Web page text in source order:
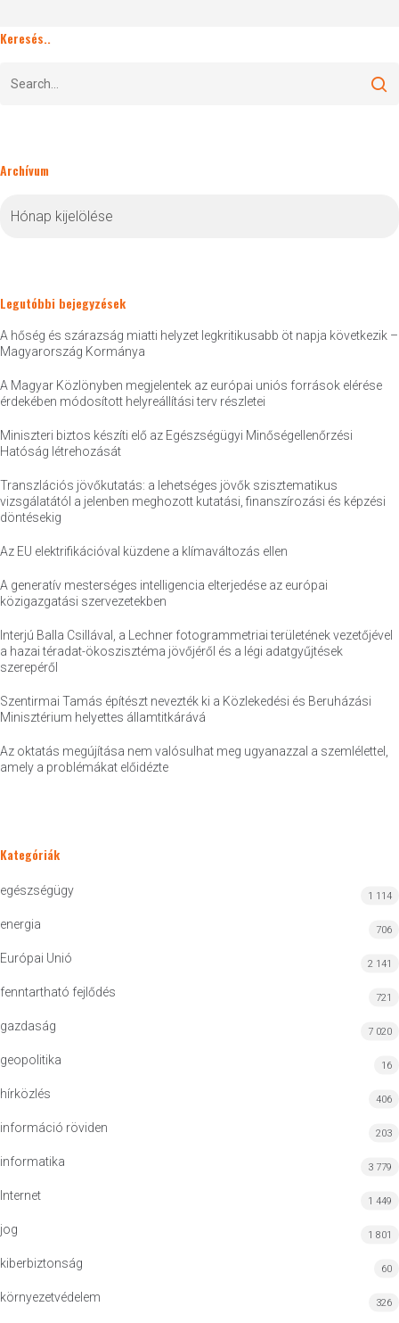
Keresés..
Archívum
Legutóbbi bejegyzések
A hőség és szárazság miatti helyzet legkritikusabb öt napja következik –
Magyarország Kormánya
A Magyar Közlönyben megjelentek az európai uniós források elérése
érdekében módosított helyreállítási terv részletei
Miniszteri biztos készíti elő az Egészségügyi Minőségellenőrzési
Hatóság létrehozását
Transzlációs jövőkutatás: a lehetséges jövők szisztematikus
vizsgálatától a jelenben meghozott kutatási, finanszírozási és képzési
döntésekig
Az EU elektrifikációval küzdene a klímaváltozás ellen
A generatív mesterséges intelligencia elterjedése az európai
közigazgatási szervezetekben
Interjú Balla Csillával, a Lechner fotogrammetriai területének vezetőjével
a hazai téradat-ökoszisztéma jövőjéről és a légi adatgyűjtések
szerepéről
Szentirmai Tamás építészt nevezték ki a Közlekedési és Beruházási
Minisztérium helyettes államtitkárává
Az oktatás megújítása nem valósulhat meg ugyanazzal a szemlélettel,
amely a problémákat előidézte
Kategóriák
egészségügy 1 114
energia 706
Európai Unió 2 141
fenntartható fejlődés 721
gazdaság 7 020
geopolitika 16
hírközlés 406
információ röviden 203
informatika 3 779
Internet 1 449
jog 1 801
kiberbiztonság 60
környezetvédelem 326